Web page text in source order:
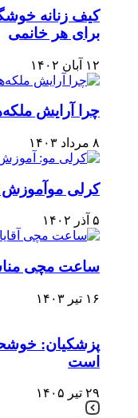
برای هر خانمی
۱۲ آبان ۱۴۰۲
چرا آرایش
۸ مرداد ۱۴۰۳
کرلی موآموزش ۳ روش ساده و
۵ آذر ۱۴۰۲
ساعت مچی
۱۶ تیر ۱۴۰۳
پزشکیان:
است
۲۹ تیر ۱۴۰۵